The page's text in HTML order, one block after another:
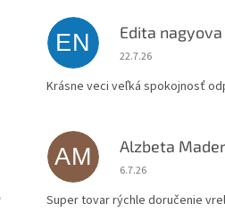
EN Edita nagyova
Hodnotenie
22.7.26
Krásne veci veľká spokojnosť
AM Alzbeta
Hodnotenie
6.7.26
Super tovar rýchle doručenie